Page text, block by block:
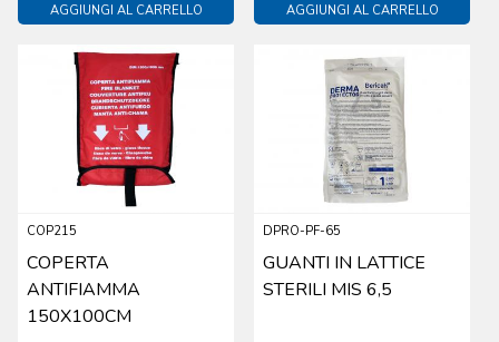
AGGIUNGI AL CARRELLO AGGIUNGI AL CARRELLO
COP215
COPERTA
ANTIFIAMMA
150X100CM
DPRO-PF-65
GUANTI IN LATTICE
STERILI MIS 6,5